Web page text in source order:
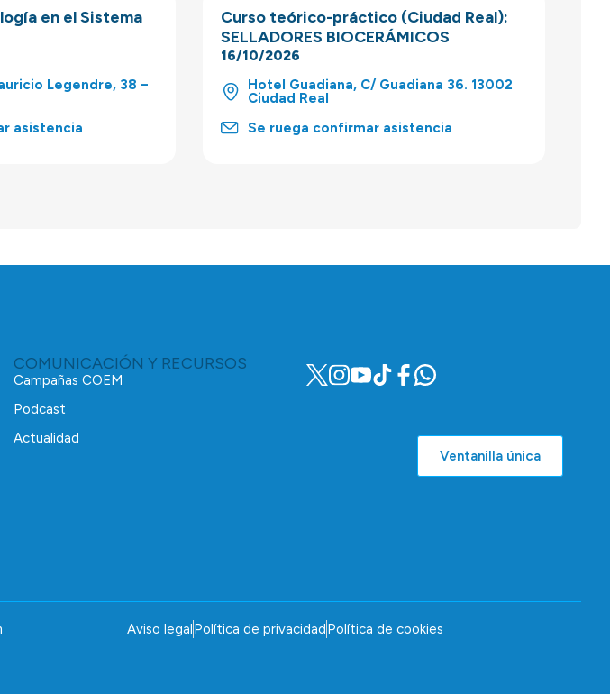
en el Sistema
Legendre, 38 –
asistencia
Curso teórico-práctico (Ciudad Real):
SELLADORES BIOCERÁMICOS
16/10/2026
Hotel Guadiana, C/ Guadiana 36. 13002
Ciudad Real
Se ruega confirmar asistencia
COMUNICACIÓN Y RECURSOS
Campañas COEM
Podcast
Actualidad
Ventanilla única
Aviso legal Política de privacidad Política de cookies